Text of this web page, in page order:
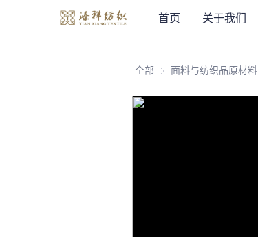
首页 关于我们
全部 面料与纺织品原材料